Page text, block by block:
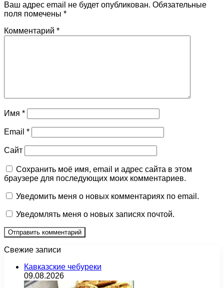
Ваш адрес email не будет опубликован. Обязательные
поля помечены *
Комментарий *
Имя *
Email *
Сайт
Сохранить моё имя, email и адрес сайта в этом
браузере для последующих моих комментариев.
Уведомить меня о новых комментариях по email.
Уведомлять меня о новых записях почтой.
Свежие записи
Кавказские чебуреки
09.08.2026